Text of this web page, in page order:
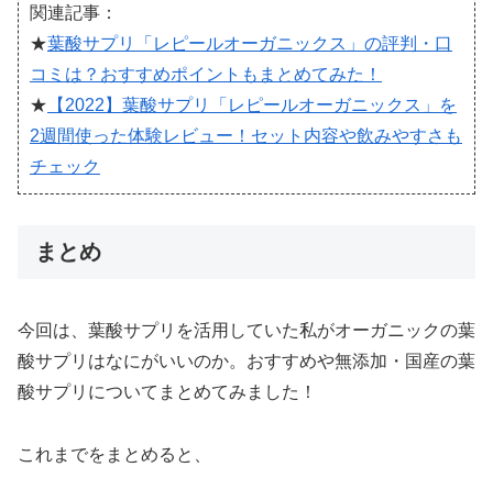
関連記事：
★葉酸サプリ「レピールオーガニックス」の評判・口
コミは？おすすめポイントもまとめてみた！
★ 【2022】葉酸サプリ「レピールオーガニックス」を
2週間使った体験レビュー！セット内容や飲みやすさも
チェック
まとめ
今回は、葉酸サプリを活用していた私がオーガニックの葉
酸サプリはなにがいいのか。おすすめや無添加・国産の葉
酸サプリについてまとめてみました！
これまでをまとめると、